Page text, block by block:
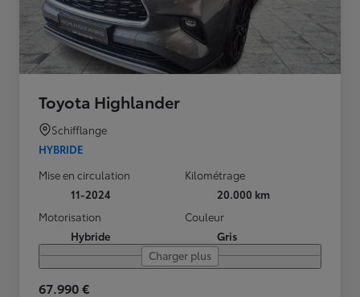
Toyota Highlander
Schifflange
HYBRIDE
Mise en circulation
11-2024
Kilométrage
20.000 km
Motorisation
Hybride
Couleur
Gris
Charger plus
67.990 €